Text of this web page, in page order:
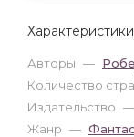
Характеристики
Авторы —
Количество
Издательство —
Жанр —